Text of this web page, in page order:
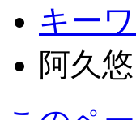
キー
阿久悠